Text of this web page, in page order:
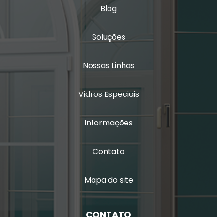
Janela sobreposta de giro em são paulo
Janela sobreposta preço
Janela vedação acústica
Janela vidro duplo isolamento térmico
Janela vidro duplo com persiana
Janela de vidro duplo com persiana interna
Blog
Soluções
Nossas Linhas
Vidros Especiais
Informações
Contato
Mapa do site
CONTATO